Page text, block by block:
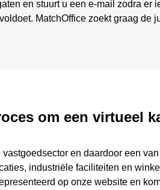
en stuurt u een e-mail zodra er
MatchOffice zoekt graag de
om een virtueel
en daardoor een
industriële faciliteiten en
op onze website en